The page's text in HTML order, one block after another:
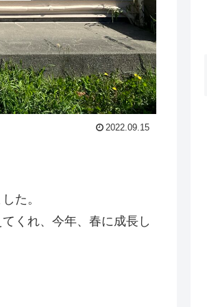
2022.09.15
た。
くれ、今年、春に成長し